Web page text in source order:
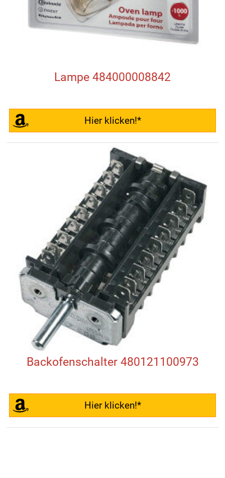
Lampe 484000008842
Hier klicken!*
Backofenschalter 480121100973
Hier klicken!*